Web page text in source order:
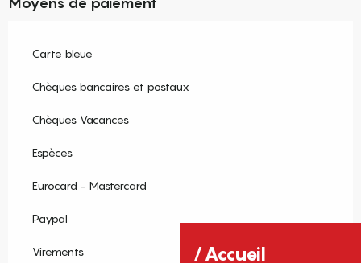
Accueil
Carte bleue
Chèques bancaires et postaux
Chèques Vacances
Espèces
Eurocard - Mastercard
Paypal
Virements